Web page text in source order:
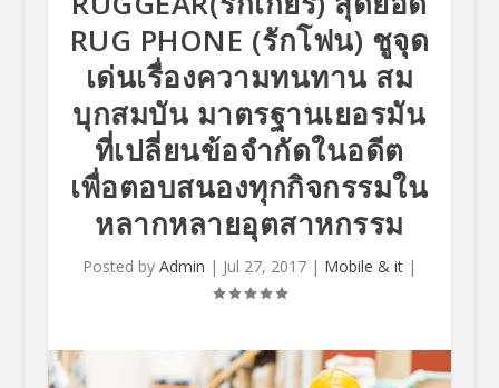
RUG PHONE (รักโฟน) ชูจุด
เด่นเรื่องความทนทาน สม
บุกสมบัน มาตรฐานเยอรมัน
ที่เปลี่ยนข้อจำกัดในอดีต
เพื่อตอบสนองทุกกิจกรรมใน
หลากหลายอุตสาหกรรม
Posted by Admin | Jul 27, 2017| Mobile & it|